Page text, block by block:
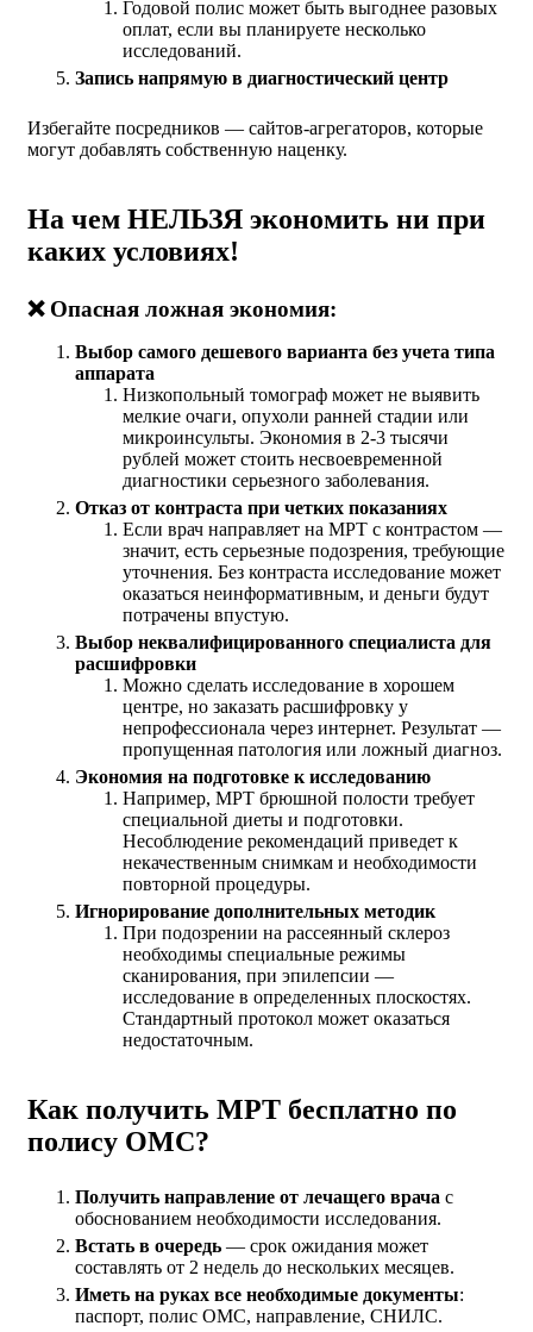
Годовой полис может быть выгоднее разовых
оплат, если вы планируете несколько
исследований.
Запись напрямую в диагностический центр
Избегайте посредников — сайтов-агрегаторов, которые
могут добавлять собственную наценку.
На чем НЕЛЬЗЯ экономить ни при
каких условиях!
❌ Опасная ложная экономия:
Выбор самого дешевого варианта без учета типа
аппарата
Низкопольный томограф может не выявить
мелкие очаги, опухоли ранней стадии или
микроинсульты. Экономия в 2-3 тысячи
рублей может стоить несвоевременной
диагностики серьезного заболевания.
Отказ от контраста при четких показаниях
Если врач направляет на МРТ с контрастом —
значит, есть серьезные подозрения, требующие
уточнения. Без контраста исследование может
оказаться неинформативным, и деньги будут
потрачены впустую.
Выбор неквалифицированного специалиста для
расшифровки
Можно сделать исследование в хорошем
центре, но заказать расшифровку у
непрофессионала через интернет. Результат —
пропущенная патология или ложный диагноз.
Экономия на подготовке к исследованию
Например, МРТ брюшной полости требует
специальной диеты и подготовки.
Несоблюдение рекомендаций приведет к
некачественным снимкам и необходимости
повторной процедуры.
Игнорирование дополнительных методик
При подозрении на рассеянный склероз
необходимы специальные режимы
сканирования, при эпилепсии —
исследование в определенных плоскостях.
Стандартный протокол может оказаться
недостаточным.
Как получить МРТ бесплатно по
полису ОМС?
Получить направление от лечащего врача с
обоснованием необходимости исследования.
Встать в очередь — срок ожидания может
составлять от 2 недель до нескольких месяцев.
Иметь на руках все необходимые документы:
паспорт, полис ОМС, направление, СНИЛС.